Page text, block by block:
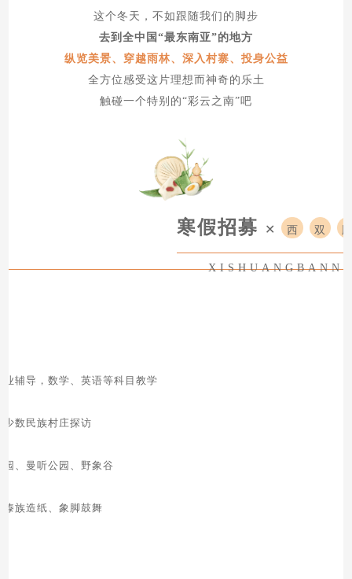
这个冬天，不如跟随我们的脚步
去到全中国“最东南亚”的地方
纵览美景、穿越雨林、深入村寨、投身公益
全方位感受这片理想而神奇的乐土
触碰一个特别的“彩云之南”吧
寒假招募 ✕ 西 双
业辅导，数学、英语等科目教学
少数民族村庄探访
园、曼听公园、野象谷
傣族造纸、象脚鼓舞